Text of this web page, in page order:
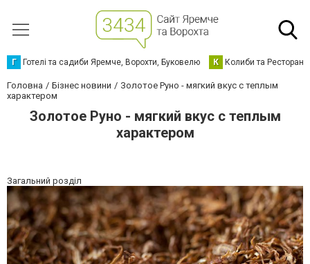
Г Готелі та садиби Яремче, Ворохти, Буковелю К Колиби та Ресторани
Головна Бізнес новини
Золотое Руно - мягкий вкус с теплым
характером
Золотое Руно - мягкий вкус с теплым
характером
Загальний розділ